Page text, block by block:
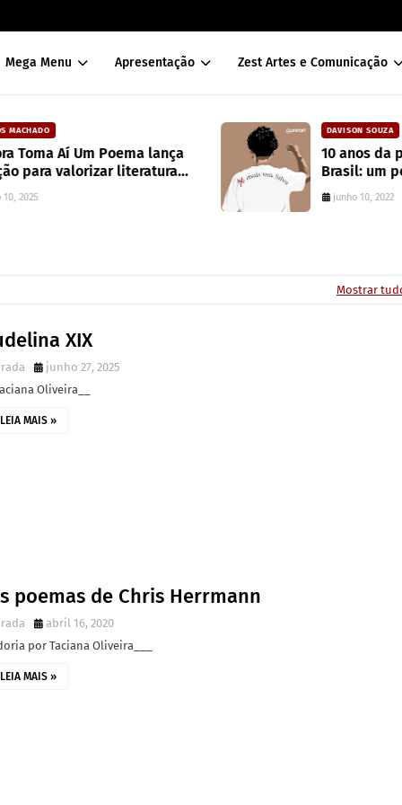
Mega Menu Apresentação Zest Artes e Comunicação
10 anos da política de cotas raciais no
Brasil: um ponto de ruptura na
colonialidade
Mostrar
XIX
junho 27, 2025
Oliveira__
LEIA MAIS »
poemas de Chris Herrmann
abril 16, 2020
por Taciana Oliveira___
LEIA MAIS »